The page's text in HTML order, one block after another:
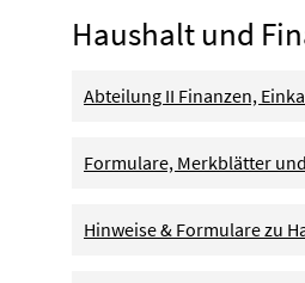
Haushalt und
Abteilung II Finanzen,
Formulare, Merkblätter
Hinweise & Formulare zu